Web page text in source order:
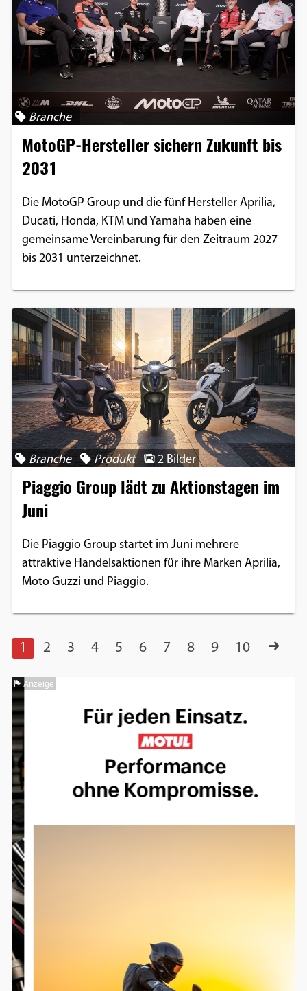
Branche
MotoGP-Hersteller sichern Zukunft bis
2031
Die MotoGP Group und die fünf Hersteller Aprilia,
Ducati, Honda, KTM und Yamaha haben eine
gemeinsame Vereinbarung für den Zeitraum 2027
bis 2031 unterzeichnet.
Branche Produkt 2 Bilder
Piaggio Group lädt zu Aktionstagen im
Juni
Die Piaggio Group startet im Juni mehrere
attraktive Handelsaktionen für ihre Marken Aprilia,
Moto Guzzi und Piaggio.
1 2 3 4 5 6 7 8 9 10
Anzeige